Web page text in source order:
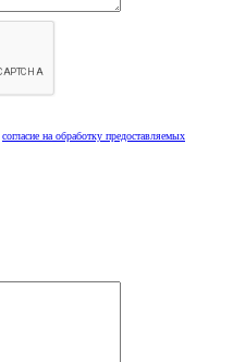
согласие на обработку предоставляемых